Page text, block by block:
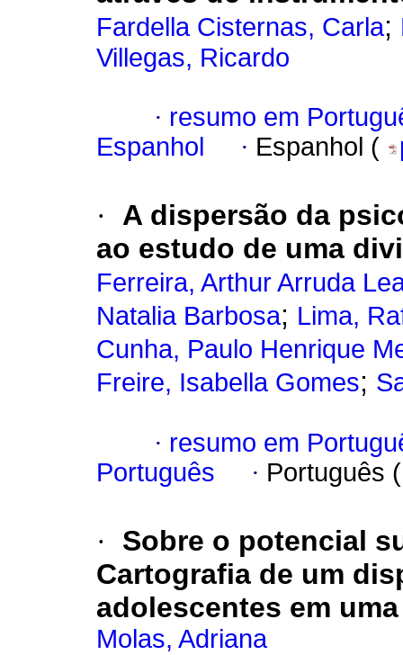
Fardella Cisternas, Carla;
Villegas, Ricardo
· resumo em
Espanhol
· Espanhol (
·
A dispersão da
ao estudo de uma
Ferreira, Arthur Arruda
Natalia Barbosa; Lima,
Cunha, Paulo Henrique
Freire, Isabella Gomes;
· resumo em
Português
· Português
·
Sobre o potencial
Cartografia de um
adolescentes em
Molas, Adriana